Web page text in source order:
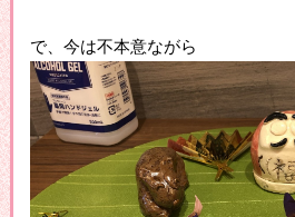
で、今は不本意ながら